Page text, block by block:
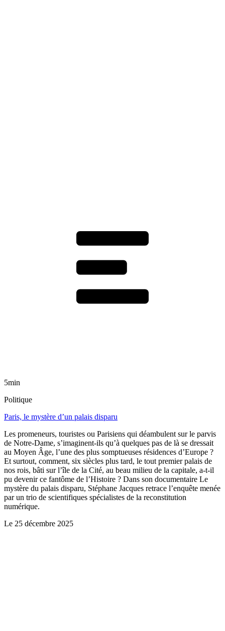
5min
Politique
Paris, le mystère d’un palais disparu
Les promeneurs, touristes ou Parisiens qui déambulent sur le parvis
de Notre-Dame, s’imaginent-ils qu’à quelques pas de là se dressait
au Moyen Âge, l’une des plus somptueuses résidences d’Europe ?
Et surtout, comment, six siècles plus tard, le tout premier palais de
nos rois, bâti sur l’île de la Cité, au beau milieu de la capitale, a-t-il
pu devenir ce fantôme de l’Histoire ? Dans son documentaire Le
mystère du palais disparu, Stéphane Jacques retrace l’enquête menée
par un trio de scientifiques spécialistes de la reconstitution
numérique.
Le 25 décembre 2025